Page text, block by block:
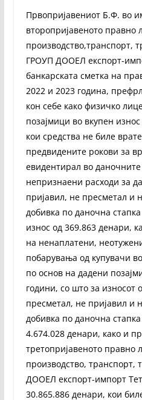
Првопријавениот Б.Ф. во
второпријавеното правно
производство,транспорт,
ГРОУП ДООЕЛ експорт-
банкарската сметка на
2022 и 2023 година,
кон себе како физичко
позајмици во вкупен
кои средства не биле
предвидените рокови за
евидентирал во
непризнаени расходи за
пријавил, не пресметал и
добивка по даночна
износ од 369.863 денари,
на ненаплатени,
побарувања од купувачи
по основ на дадени
години, со што за износот
пресметал, не пријавил и
добивка по даночна
4.674.028 денари, како и
третопријавеното правно
производство, транспорт,
ДООЕЛ експорт-импорт
30.865.886 денари, кои